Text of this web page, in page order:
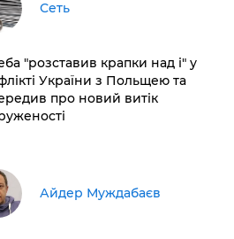
Сеть
"розставив крапки над і" у
України з Польщею та
про новий витік
Айдер Муждабаєв